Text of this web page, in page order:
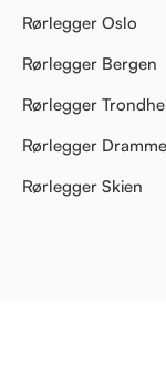
Rørlegger Oslo
Rørlegger Bergen
Rørlegger
Rørlegger
Rørlegger Skien